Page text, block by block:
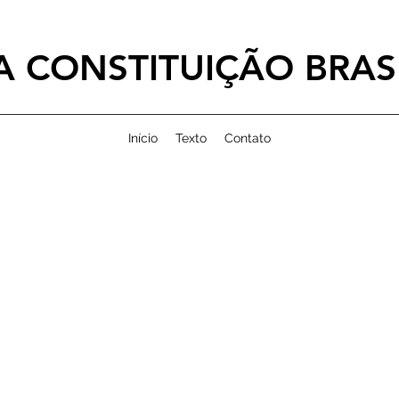
CONSTITUIÇÃO
Início Texto Contato